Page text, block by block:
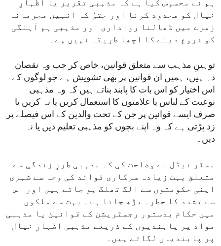
ہم نے محسوس کیا ہے کہ مذہبی تقریر یا اظہارِ
خیال کو محدود کرنا اور حتیٰ کہ انہیں مجرمانہ
زمرے میں ڈھالنا رواداری اور مذہبی ہم آہنگی
کو فروغ دینے کا اچھا طریقہ نہیں ہے۔
توہینِ مذہب سے متعلق قوانین، خاص کر جب وہ نقصان
دہ ہیں، ہمیں ان قوانین پر بھی تشویش ہے جو لوگوں کے
اس اختیار کو اس بات کا پابند بناتے ہیں کہ وہ مذہبی
نوعیت کے لباس یا علامتوں کا استعمال کریں یا نہ کریں یا
صرف ایسے قوانین پر جن کے تحت والدین کے اس فیصلے پر
زد پڑتی ہے کہ وہ اپنے بچوں کو مذہبی تعلیم دیں یا نہ
دیں۔
مسٹر نیڈل نے وضاحت کی کہ مذہبی طرزِ زندگی سے
متعلق بہت زیادہ سرکاری قوائد کی وجہ سے شہری
اپنی حکومتوں سے الگ تھلگ ہو جاتے ہیں اور اس
سے تشدد کا خطرہ بڑھ جاتا ہے۔ بہت سے ملکوں
میں حکام بدستور رجسٹریشن کے قوانین یا مذہبی
مواد پر پابندیوں کے ذریعے مذہبی اظہارِ خیال
پر پابندیاں لگاتے ہیں۔